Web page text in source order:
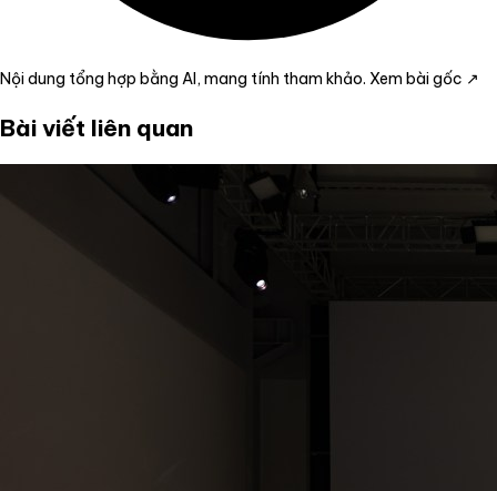
Nội dung tổng hợp bằng AI, mang tính tham khảo. Xem bài gốc ↗
Bài viết liên quan